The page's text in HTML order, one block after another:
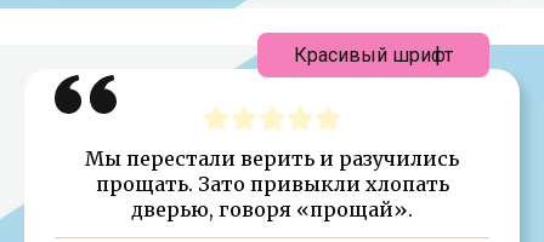
Мы перестали верить и разучились
прощать. Зато привыкли хлопать
дверью, говоря «прощай».
Красивый шрифт